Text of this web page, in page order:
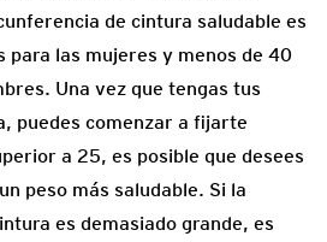
de cintura saludable es
para las mujeres y menos de 40
Una vez que tengas tus
puedes comenzar a fijarte
a 25, es posible que desees
peso más saludable. Si la
es demasiado grande, es